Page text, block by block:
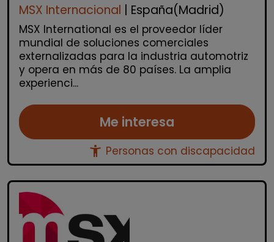
MSX Internacional | España(Madrid)
MSX International es el proveedor líder
mundial de soluciones comerciales
externalizadas para la industria automotriz
y opera en más de 80 países. La amplia
experienci...
Me interesa
accessibility_new Personas con discapacidad